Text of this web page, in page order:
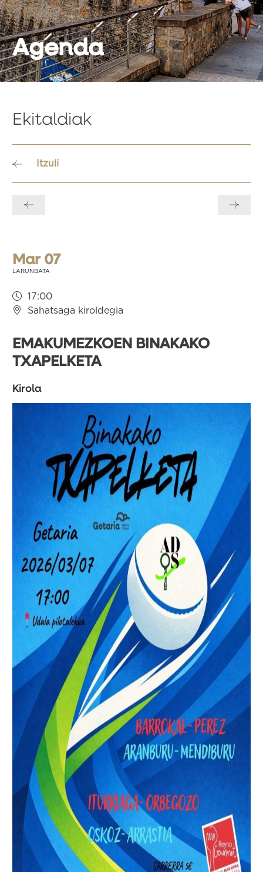
Agenda
Ekitaldiak
Itzuli
zehar
Mar 07
LARUNBATA
17:00
Sahatsaga kiroldegia
EMAKUMEZKOEN BINAKAKO
TXAPELKETA
Kirola